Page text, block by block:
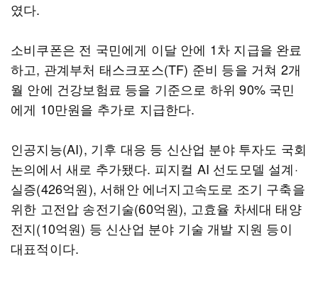
였다.
소비쿠폰은 전 국민에게 이달 안에 1차 지급을 완료
하고, 관계부처 태스크포스(TF) 준비 등을 거쳐 2개
월 안에 건강보험료 등을 기준으로 하위 90% 국민
에게 10만원을 추가로 지급한다.
인공지능(AI), 기후 대응 등 신산업 분야 투자도 국회
논의에서 새로 추가됐다. 피지컬 AI 선도모델 설계·
실증(426억원), 서해안 에너지고속도로 조기 구축을
위한 고전압 송전기술(60억원), 고효율 차세대 태양
전지(10억원) 등 신산업 분야 기술 개발 지원 등이
대표적이다.